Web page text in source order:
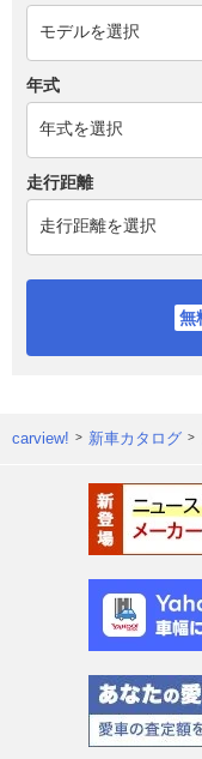
年式
走行距離
carview! 新車カタログ